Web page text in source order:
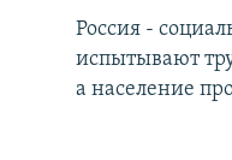
Россия -
испытывают
а население